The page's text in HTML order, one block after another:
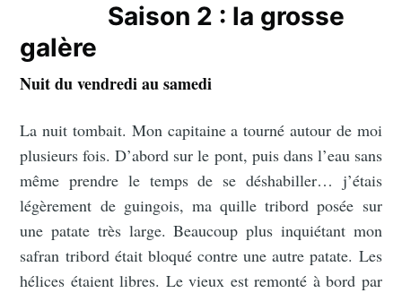
Saison 2 : la grosse
galère
Nuit du vendredi au samedi
La nuit tombait. Mon capitaine a tourné autour de moi
plusieurs fois. D’abord sur le pont, puis dans l’eau sans
même prendre le temps de se déshabiller… j’étais
légèrement de guingois, ma quille tribord posée sur
une patate très large. Beaucoup plus inquiétant mon
safran tribord était bloqué contre une autre patate. Les
hélices étaient libres. Le vieux est remonté à bord par